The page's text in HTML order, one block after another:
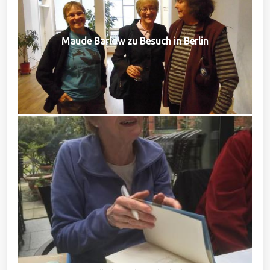
Maude Barlow zu Besuch in Berlin